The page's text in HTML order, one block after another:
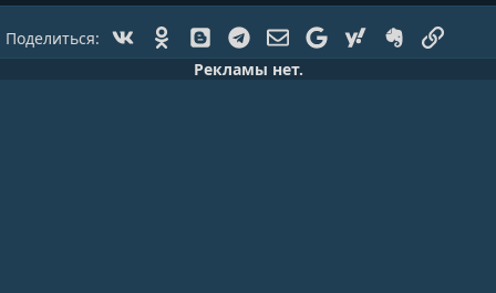
Поделиться: Vk Ok BloggerTelegramЭлектронная почта
GoogleYahoo Evernote
Рекламы нет.